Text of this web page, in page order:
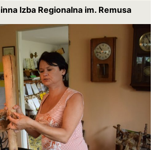
Izba Regionalna im. Remusa